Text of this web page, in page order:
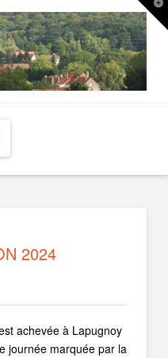
2024
achevée à Lapugnoy
journée marquée par la